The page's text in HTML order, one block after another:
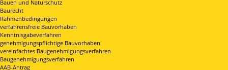
Bauen und Naturschutz
Baurecht
Rahmenbedingungen
verfahrensfreie Bauvorhaben
Kenntnisgabeverfahren
genehmigungspflichtige Bauvorhaben
vereinfachtes Baugenehmigungsverfahren
Baugenehmigungsverfahren
AAB-Antrag